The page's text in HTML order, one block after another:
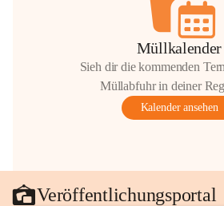
Müllkalender
Sieh dir die kommenden
Müllabfuhr in deiner
Kalender ansehen
Veröffentlichungsportal